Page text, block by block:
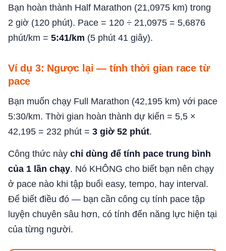
Bạn hoàn thành Half Marathon (21,0975 km) trong
2 giờ (120 phút). Pace = 120 ÷ 21,0975 = 5,6876
phút/km = 5:41/km (5 phút 41 giây).
Ví dụ 3: Ngược lại — tính thời gian race từ
pace
Bạn muốn chạy Full Marathon (42,195 km) với pace
5:30/km. Thời gian hoàn thành dự kiến = 5,5 ×
42,195 = 232 phút = 3 giờ 52 phút.
Công thức này chỉ dùng để tính pace trung bình
của 1 lần chạy. Nó KHÔNG cho biết bạn nên chạy
ở pace nào khi tập buổi easy, tempo, hay interval.
Để biết điều đó — bạn cần công cụ tính pace tập
luyện chuyên sâu hơn, có tính đến năng lực hiện tại
của từng người.